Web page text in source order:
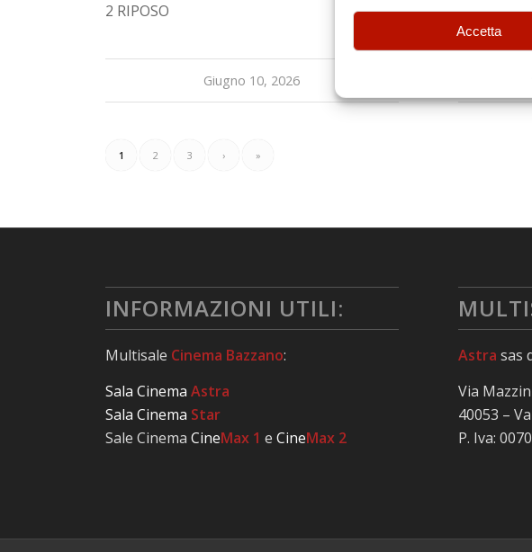
Accetta
2 RIPOSO
Giugno 10, 2026
2 RIPOSO
1 2 3 › »
INFORMAZIONI UTILI:
Multisale Cinema Bazzano:
Sala CinemaAstra
Sala Cinema Star
Sale CinemaCineMax 1 eCineMax 2
Astra sas
Via
40053 –
P. Iva: